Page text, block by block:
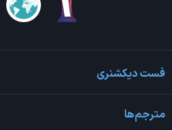
فست دیکشنری
مترجم‌ها